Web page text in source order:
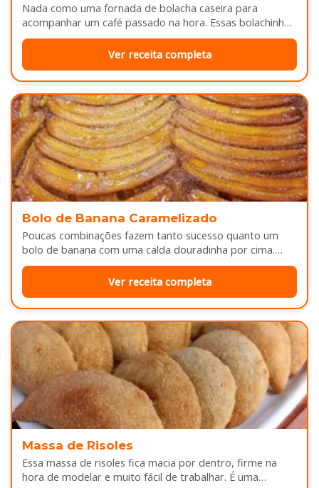
Nada como uma fornada de bolacha caseira para
acompanhar um café passado na hora. Essas bolachinhas
ficam levemente douradas por…
Ver receita completa
Bolo de Banana Caramelizado
Poucas combinações fazem tanto sucesso quanto um
bolo de banana com uma calda douradinha por cima.
Enquanto assa, aquele cheirinho…
Ver receita completa
Massa de Risoles
Essa massa de risoles fica macia por dentro, firme na
hora de modelar e muito fácil de trabalhar. É uma…